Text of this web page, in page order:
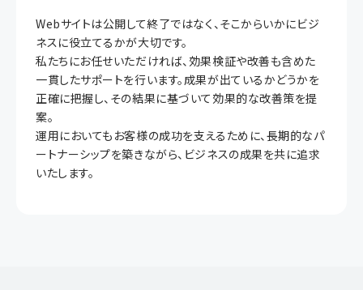
Webサイトは公開して終了ではなく、そこからいかにビジ
ネスに役立てるかが大切です。
私たちにお任せいただければ、効果検証や改善も含めた
一貫したサポートを行います。成果が出ているかどうかを
正確に把握し、その結果に基づいて効果的な改善策を提
案。
運用においてもお客様の成功を支えるために、長期的なパ
ートナーシップを築きながら、ビジネスの成果を共に追求
いたします。